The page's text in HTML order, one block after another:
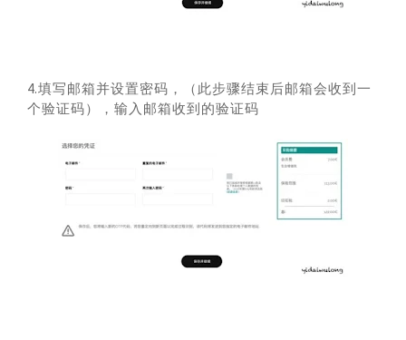
4.填写邮箱并设置密码，（此步骤结束后邮箱会收到一
个验证码），输入邮箱收到的验证码